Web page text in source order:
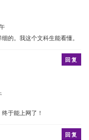
的。我这个文科生能看懂。
回复
于能上网了！
回复